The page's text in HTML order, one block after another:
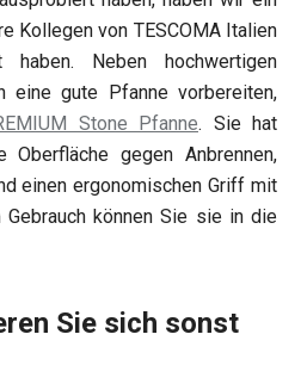
Kollegen von TESCOMA Italien
Neben hochwertigen
eine gute Pfanne vorbereiten,
Stone Pfanne. Sie hat
gegen Anbrennen,
einen ergonomischen Griff mit
Gebrauch können Sie sie in die
Sie sich sonst